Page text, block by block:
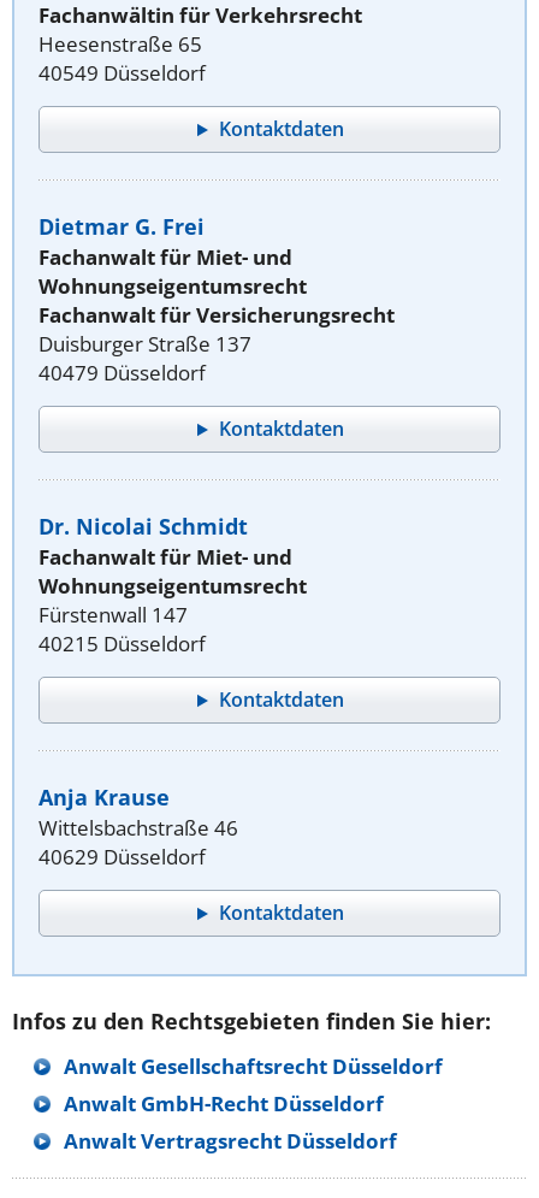
Fachanwältin für Verkehrsrecht
Heesenstraße 65
40549 Düsseldorf
Kontaktdaten
Dietmar G. Frei
Fachanwalt für Miet- und
Wohnungseigentumsrecht
Fachanwalt für Versicherungsrecht
Duisburger Straße 137
40479 Düsseldorf
Kontaktdaten
Dr. Nicolai Schmidt
Fachanwalt für Miet- und
Wohnungseigentumsrecht
Fürstenwall 147
40215 Düsseldorf
Kontaktdaten
Anja Krause
Wittelsbachstraße 46
40629 Düsseldorf
Kontaktdaten
Infos zu den Rechtsgebieten finden Sie hier:
Anwalt Gesellschaftsrecht Düsseldorf
Anwalt GmbH-Recht Düsseldorf
Anwalt Vertragsrecht Düsseldorf